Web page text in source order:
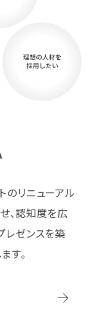
のリニューアル
、認知度を広
レゼンスを築
す。